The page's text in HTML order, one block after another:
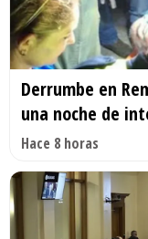
Derrumbe en
una noche de
Hace 8 horas